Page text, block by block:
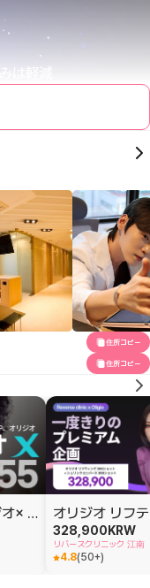
住所コピー
住所コピー
Oligio X オリジオ× 300 ショット
328,900 KRW
リバースクリニック 江南
4.8(50+)